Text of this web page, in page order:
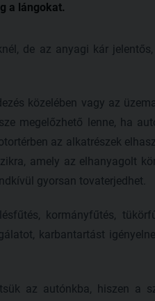
a lángokat.
de az anyagi kár
közelében vagy az
megelőzhető lenne, ha
az alkatrészek
amely az elhanyagolt
gyorsan tovaterjedhet.
kormányfűtés,
karbantartást
az autónkba, hiszen a